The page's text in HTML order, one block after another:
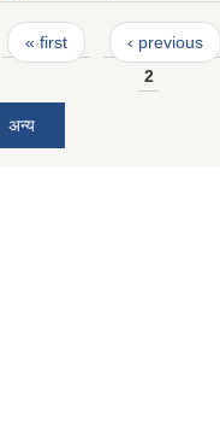
« first ‹ previous
2
अन्य